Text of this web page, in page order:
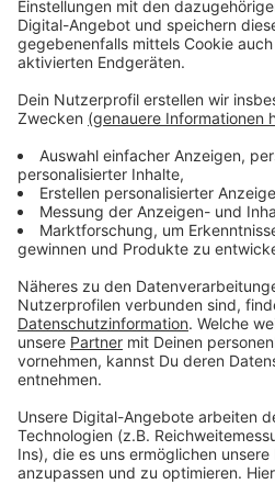
Europa ein.
DieFDP will eine
Regeln erreichen.
DieAfDfordert eine
Rückführungsoffensive
- “Asylparadies”
DieLinkesteht zum
ab, Menschen
Geflüchtete zu
wie es heißt - von
abzulenken.
DasBSWverfolgt eine
Union: Wer aus einem
habe kein Recht auf
heißt es von
Anzeige